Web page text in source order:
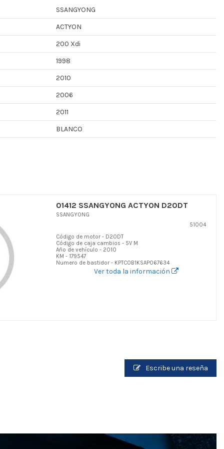
SSANGYONG
ACTYON
200 Xdi
1998
2010
2006
2011
BLANCO
01412 SSANGYONG ACTYON D20DT
SSANGYONG
51004
Código de motor - D20DT
Código de caja cambios - 5V M
Año de vehículo - 2010
KM - 179547
Numero de bastidor - KPTC0B1KSAP067634
Ver toda la información
Escribe una reseña